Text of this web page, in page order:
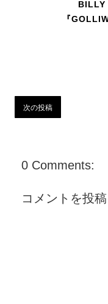
BILLY
『
次の投稿
0 Comments:
コメントを投稿